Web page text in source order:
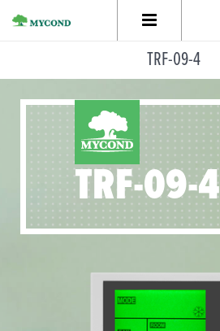
Фанкойлы
Где купить
Статьи
TRF-09-4
TRF-09-4